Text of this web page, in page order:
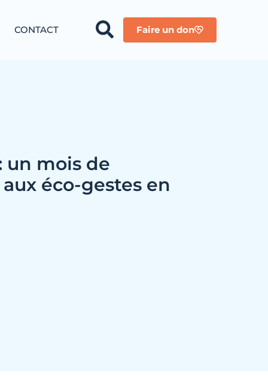
CONTACT Faire un don
un mois de
éco-gestes en